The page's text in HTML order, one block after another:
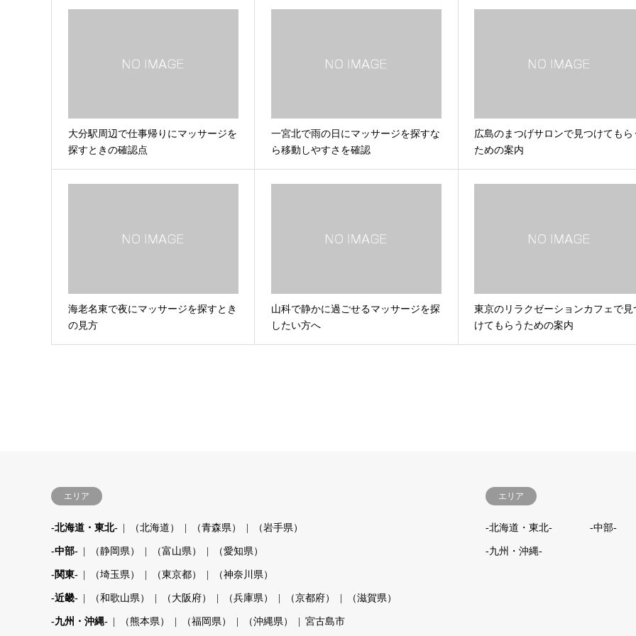
大分駅周辺で仕事帰りにマッサージを
探すときの確認点
一宮北で雨の日にマッサージを探すな
ら移動しやすさを確認
広島のまつげサロンで見つけてもら
ための案内
海老名東で夜にマッサージを探すとき
の見方
山科で静かに過ごせるマッサージを探
したい方へ
東京のリラクゼーションカフェで見
けてもらうための案内
エリア
-北海道・東北- （北海道） （青森県） （岩手県）
-中部- （静岡県） （富山県） （愛知県）
-関東- （埼玉県） （東京都） （神奈川県）
-近畿- （和歌山県） （大阪府） （兵庫県） （京都府） （滋賀県）
-九州・沖縄- （熊本県） （福岡県） （沖縄県） 宮古島市
エリア
-北海道・東北- -中部-
-九州・沖縄-